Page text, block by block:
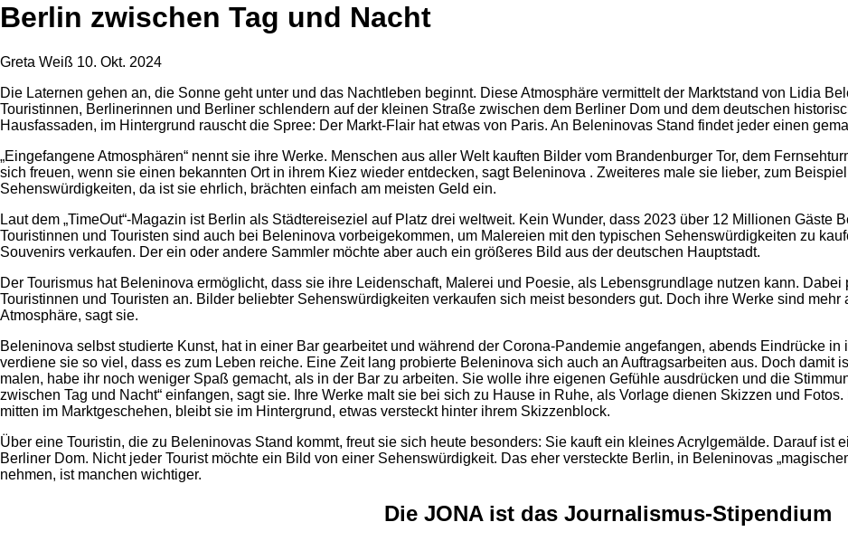
Berlin zwischen Tag und Nacht
Greta Weiß 10. Okt. 2024
Die Laternen gehen an, die Sonne geht unter und das Nachtleben beginnt. Diese Atmosphäre vermittelt der Marktstand von Lidia
Touristinnen, Berlinerinnen und Berliner schlendern auf der kleinen Straße zwischen dem Berliner Dom und dem deutschen
Hausfassaden, im Hintergrund rauscht die Spree: Der Markt-Flair hat etwas von Paris. An Beleninovas Stand findet jeder einen
„Eingefangene Atmosphären“ nennt sie ihre Werke. Menschen aus aller Welt kauften Bilder vom Brandenburger Tor, dem
sich freuen, wenn sie einen bekannten Ort in ihrem Kiez wieder entdecken, sagt Beleninova . Zweiteres male sie lieber, zum
Sehenswürdigkeiten, da ist sie ehrlich, brächten einfach am meisten Geld ein.
Laut dem „TimeOut“-Magazin ist Berlin als Städtereiseziel auf Platz drei weltweit. Kein Wunder, dass 2023 über 12 Millionen Gäste
Touristinnen und Touristen sind auch bei Beleninova vorbeigekommen, um Malereien mit den typischen Sehenswürdigkeiten zu
Souvenirs verkaufen. Der ein oder andere Sammler möchte aber auch ein größeres Bild aus der deutschen Hauptstadt.
Der Tourismus hat Beleninova ermöglicht, dass sie ihre Leidenschaft, Malerei und Poesie, als Lebensgrundlage nutzen kann.
Touristinnen und Touristen an. Bilder beliebter Sehenswürdigkeiten verkaufen sich meist besonders gut. Doch ihre Werke sind
Atmosphäre, sagt sie.
Beleninova selbst studierte Kunst, hat in einer Bar gearbeitet und während der Corona-Pandemie angefangen, abends Eindrücke
verdiene sie so viel, dass es zum Leben reiche. Eine Zeit lang probierte Beleninova sich auch an Auftragsarbeiten aus. Doch damit
malen, habe ihr noch weniger Spaß gemacht, als in der Bar zu arbeiten. Sie wolle ihre eigenen Gefühle ausdrücken und die
zwischen Tag und Nacht“ einfangen, sagt sie. Ihre Werke malt sie bei sich zu Hause in Ruhe, als Vorlage dienen Skizzen und
mitten im Marktgeschehen, bleibt sie im Hintergrund, etwas versteckt hinter ihrem Skizzenblock.
Über eine Touristin, die zu Beleninovas Stand kommt, freut sie sich heute besonders: Sie kauft ein kleines Acrylgemälde. Darauf ist
Berliner Dom. Nicht jeder Tourist möchte ein Bild von einer Sehenswürdigkeit. Das eher versteckte Berlin, in Beleninovas
nehmen, ist manchen wichtiger.
Die JONA ist das Journalismus-Stipendium